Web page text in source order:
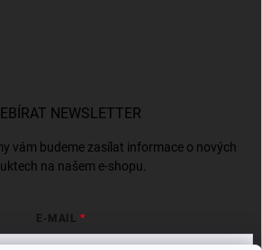
NEWSLETTER
vám budeme zasílat informace o nových
na našem e-shopu.
E-MAIL